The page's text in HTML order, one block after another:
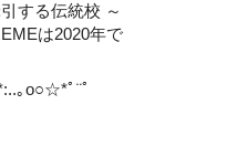
する伝統校 ～
は2020年で
｡o○☆*ﾟ¨ﾟ